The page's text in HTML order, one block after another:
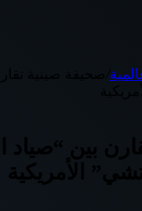
صحيفة صينية
بين “صياد
الأمريكية